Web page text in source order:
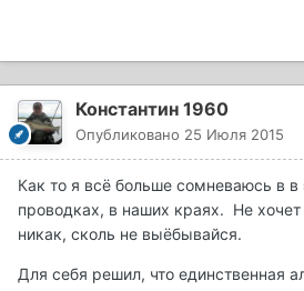
Константин 1960
Опубликовано 25 Июля 2015
Как то я всё больше сомневаюсь в в
проводках, в наших краях. Не хочет
никак, сколь не выёбывайся.
Для себя решил, что единственная